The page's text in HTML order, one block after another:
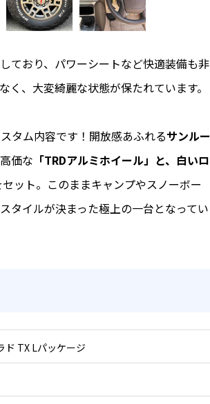
ており、パワーシートなど快適装備も非
、大変綺麗な状態が保たれています。
タム内容です！開放感あふれるサンルー
価な 「TRDアルミホイール」と、白いロ
ット。このままキャンプやスノーボー
タイルが決まった極上の一台となってい
ド TX Lパッケージ